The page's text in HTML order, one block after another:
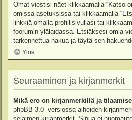
Omat viestisi näet klikkaamalla “Katso
omissa asetuksissa tai klikkaamalla
linkkiä omalla profiilisivullasi tai
foorumin ylälaidassa. Etsiäksesi omia
tarkennettua hakua ja täytä sen
Ylös
Seuraaminen ja kirjanmerkit
Mikä ero on kirjanmerkillä ja
phpBB 3.0 -versiossa aiheiden